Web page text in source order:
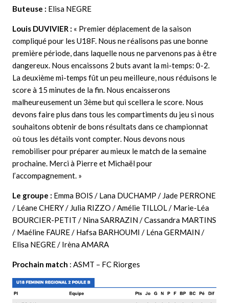
Buteuse : Elisa NEGRE
Louis DUVIVIER : « Premier déplacement de la saison
compliqué pour les U18F. Nous ne réalisons pas une bonne
première période, dans laquelle nous ne parvenons pas à être
dangereux. Nous encaissons 2 buts avant la mi-temps: 0-2.
La deuxième mi-temps fût un peu meilleure, nous réduisons le
score à 15 minutes de la fin. Nous encaisserons
malheureusement un 3ème but qui scellera le score. Nous
devons faire plus dans tous les compartiments du jeu si nous
souhaitons obtenir de bons résultats dans ce championnat
où tous les détails vont compter. Nous devons nous
remobiliser pour préparer au mieux le match de la semaine
prochaine. Merci à Pierre et Michaël pour
l’accompagnement. »
Le groupe : Emma BOIS / Lana DUCHAMP / Jade PERRONE
/ Léane CHERY / Julia RIZZO / Amélie TILLOL / Marie-Léa
BOURCIER-PETIT / Nina SARRAZIN / Cassandra MARTINS
/ Maéline FAURE / Hafsa BARHOUMI / Léna GERMAIN /
Elisa NEGRE / Irèna AMARA
Prochain match : ASMT – FC Riorges